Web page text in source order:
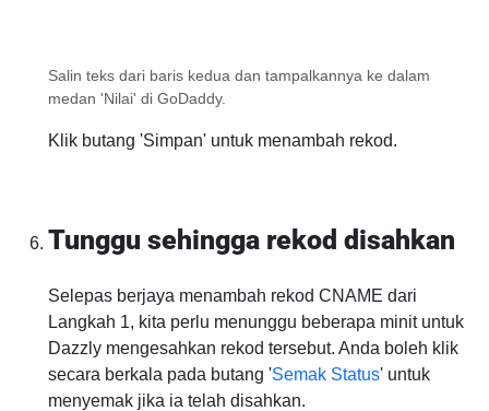
Salin teks dari baris kedua dan tampalkannya ke dalam
medan 'Nilai' di GoDaddy.
Klik butang 'Simpan' untuk menambah rekod.
Tunggu sehingga rekod disahkan
Selepas berjaya menambah rekod CNAME dari
Langkah 1, kita perlu menunggu beberapa minit untuk
Dazzly mengesahkan rekod tersebut. Anda boleh klik
secara berkala pada butang 'Semak Status' untuk
menyemak jika ia telah disahkan.